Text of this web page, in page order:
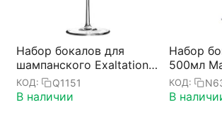
Набор бокалов для
шампанского Exaltation,
6 шт, 300 мл,
Chef&Sommelier
КОД: Q1151
В наличии
Набор
500мл
КОД:
В